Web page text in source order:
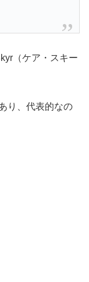
（ケア・スキー
り、代表的なの